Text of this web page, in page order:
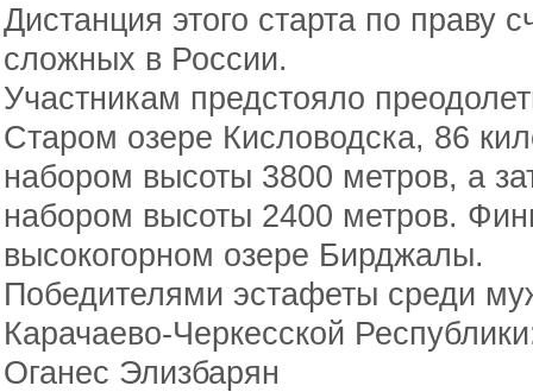
Дистанция этого старта по праву
сложных в России.
Участникам предстояло
Старом озере Кисловодска, 86
набором высоты 3800 метров, а
набором высоты 2400 метров.
высокогорном озере Бирджалы.
Победителями эстафеты среди
Карачаево-Черкесской
Оганес Элизбарян